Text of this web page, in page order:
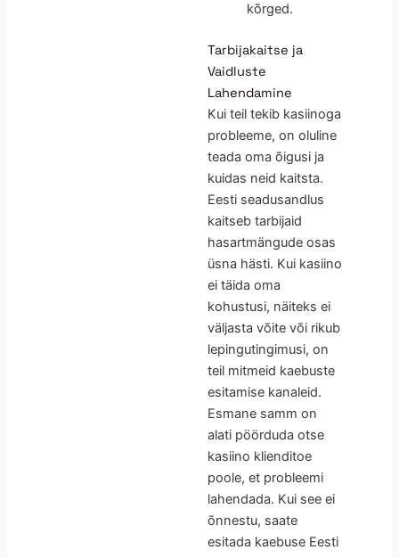
kõrged.
Tarbijakaitse ja
Vaidluste
Lahendamine
Kui teil tekib kasiinoga
probleeme, on oluline
teada oma õigusi ja
kuidas neid kaitsta.
Eesti seadusandlus
kaitseb tarbijaid
hasartmängude osas
üsna hästi. Kui kasiino
ei täida oma
kohustusi, näiteks ei
väljasta võite või rikub
lepingutingimusi, on
teil mitmeid kaebuste
esitamise kanaleid.
Esmane samm on
alati pöörduda otse
kasiino klienditoe
poole, et probleemi
lahendada. Kui see ei
õnnestu, saate
esitada kaebuse Eesti